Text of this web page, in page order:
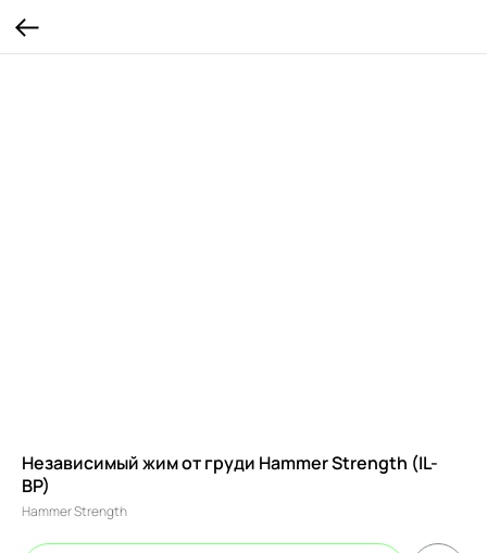
Независимый жим от груди Hammer Strength (IL-
BP)
Hammer Strength